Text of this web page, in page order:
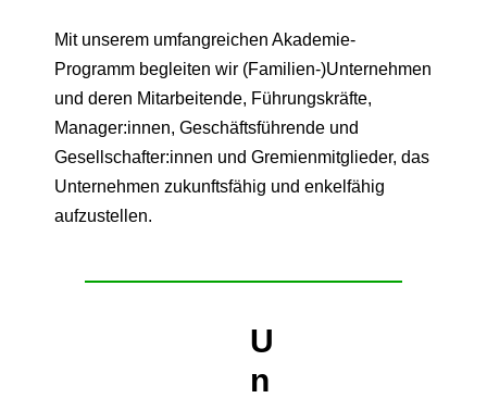
Mit unserem umfangreichen Akademie-
Programm begleiten wir (Familien-)Unternehmen
und deren Mitarbeitende, Führungskräfte,
Manager:innen, Geschäftsführende und
Gesellschafter:innen und Gremienmitglieder, das
Unternehmen zukunftsfähig und enkelfähig
aufzustellen.
U
n